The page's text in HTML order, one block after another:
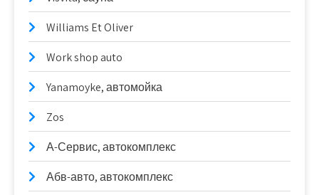
Williams Et Oliver
Work shop auto
Yanamoyke, автомойка
Zos
А-Сервис, автокомплекс
Абв-авто, автокомплекс